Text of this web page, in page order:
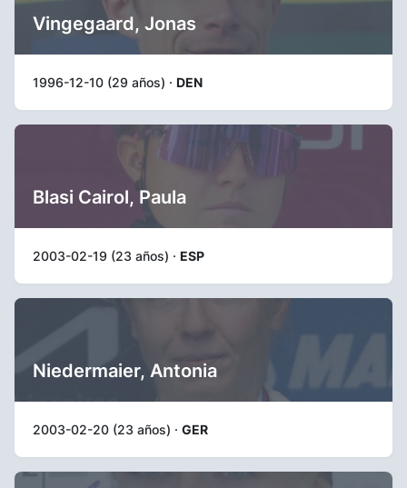
Vingegaard, Jonas
1996-12-10 (29 años) · DEN
Blasi Cairol, Paula
2003-02-19 (23 años) · ESP
Niedermaier, Antonia
2003-02-20 (23 años) · GER